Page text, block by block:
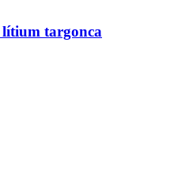
lítium targonca